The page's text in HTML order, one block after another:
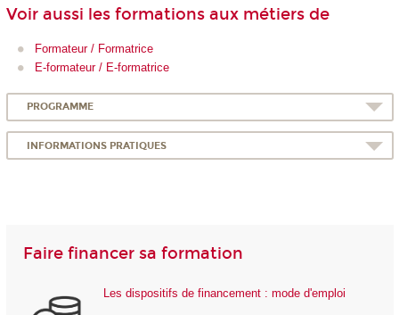
Voir aussi les formations aux métiers de
Formateur / Formatrice
E-formateur / E-formatrice
PROGRAMME
INFORMATIONS PRATIQUES
Faire financer sa formation
Les dispositifs de financement : mode d'emploi